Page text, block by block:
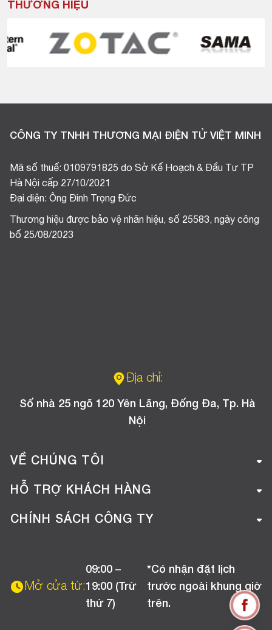
THƯƠNG HIỆU
CÔNG TY TNHH THƯƠNG MẠI ĐIỆN TỬ VIỆT MINH
Mã số thuế: 0109791825 do Sở Kế Hoạch & Đầu Tư TP
Hà Nội cấp 27/10/2021
Đại diện: Ông Đinh Trọng Đức
Thương hiệu được bảo vệ nhãn hiệu, số 25583, ngày công
bố 25/08/2023
Địa chỉ:
Số nhà 25 ngõ 120 Yên Lãng, Đống Đa, Tp. Hà
Nội
VỀ CHÚNG TÔI
Giới thiệu công ty
Tuyển dụng
HỖ TRỢ KHÁCH HÀNG
Hướng dẫn mua hàng online
Chương trình khuyến mãi
CHÍNH SÁCH CÔNG TY
Chính sách bảo hành
Mở cửa từ:
09:00 –
19:00 (Trừ
thứ 7)
*Có nhận đặt lịch
trước ngoài khung giờ
trên.